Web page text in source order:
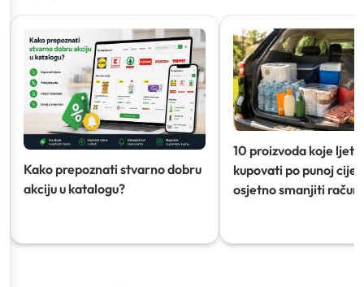
Kako prepoznati stvarno dobru
akciju u katalogu?
10 proizvoda koje ljeti
kupovati po punoj
osjetno smanjiti račun)